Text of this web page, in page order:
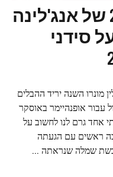
שמלת אוסקר 2004 של אנג'לינה
סידני
מונרו השנה יריד ההבלים
עבור אופנהיימר באוסקר
אחד גרם לנו לחשוב על
ראשים עם הגעתה